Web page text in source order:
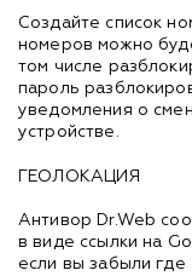
Создайте список
номеров можно
том числе
пароль
уведомления о
устройстве.
ГЕОЛОКАЦИЯ
Антивор Dr.Web
в виде ссылки на
если вы забыли где